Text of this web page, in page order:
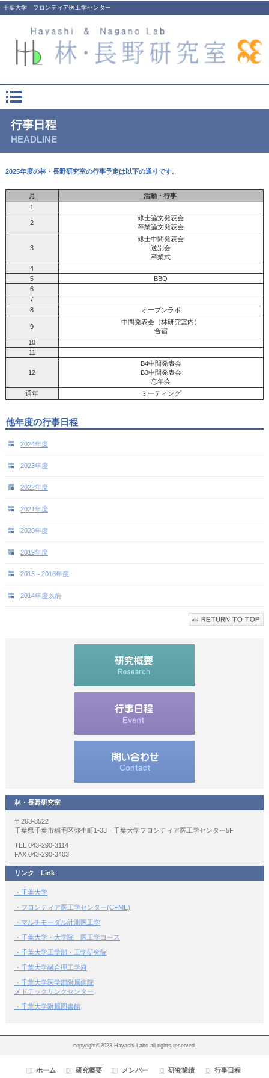
千葉大学 フロンティア医工学センター
行事日程
HEADLINE
2025年度の林・長野研究室の行事予定は以下の通りです。
月
活動・行事
1
2
修士論文発表会
卒業論文発表会
3
修士中間発表会
送別会
卒業式
4
5
BBQ
6
7
8
オープンラボ
9
中間発表会（林研究室内）
合宿
10
11
12
B4中間発表会
B3中間発表会
忘年会
通年
ミーティング
他年度の行事日程
2024年度
2023年度
2022年度
2021年度
2020年度
2019年度
2015～2018年度
2014年度以前
林・長野研究室
〒263-8522
千葉県千葉市稲毛区弥生町1-33 千葉大学フロンティア医工学センター5F
TEL 043-290-3114
FAX 043-290-3403
リンク Link
・千葉大学
・フロンティア医工学センター(CFME)
・マルチモーダル計測医工学
・千葉大学・大学院 医工学コース
・千葉大学工学部・工学研究院
・千葉大学融合理工学府
・千葉大学医学部附属病院
メドテックリンクセンター
・千葉大学附属図書館
copyright©2023 Hayashi Labo all rights reserved.
ホーム 研究概要 メンバー 研究業績
行事日程